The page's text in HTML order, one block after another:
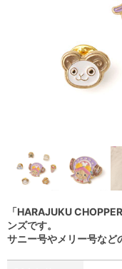
「HARAJUKU
ンズです。
サニー号やメリー号など